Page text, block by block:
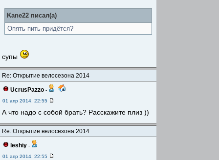
Kane22 писал(а)
Опять пить придётся?
супы
Re: Открытие велосезона 2014
UcrusPazzo -
01 апр 2014, 22:55
А что надо с собой брать? Расскажите плиз ))
Re: Открытие велосезона 2014
leshiy -
01 апр 2014, 22:55